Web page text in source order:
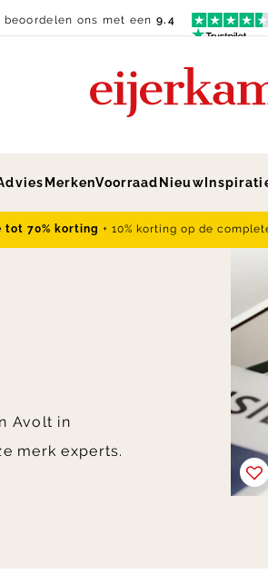
beoordelen ons met een9.4
MerkenVoorraad Nieuw
tot 70% korting + 10% korting op de
Avolt in
merk experts.